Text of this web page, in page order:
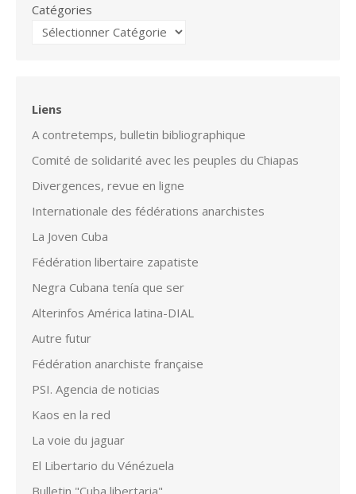
Catégories
Liens
A contretemps, bulletin bibliographique
Comité de solidarité avec les peuples du Chiapas
Divergences, revue en ligne
Internationale des fédérations anarchistes
La Joven Cuba
Fédération libertaire zapatiste
Negra Cubana tenía que ser
Alterinfos América latina-DIAL
Autre futur
Fédération anarchiste française
PSI. Agencia de noticias
Kaos en la red
La voie du jaguar
El Libertario du Vénézuela
Bulletin "Cuba libertaria"